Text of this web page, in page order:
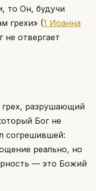
то Он, будучи
грехи» (1 Иоанна
отвергает
разрушающий
Бог не
согрешившей:
реально, но
— это Божий